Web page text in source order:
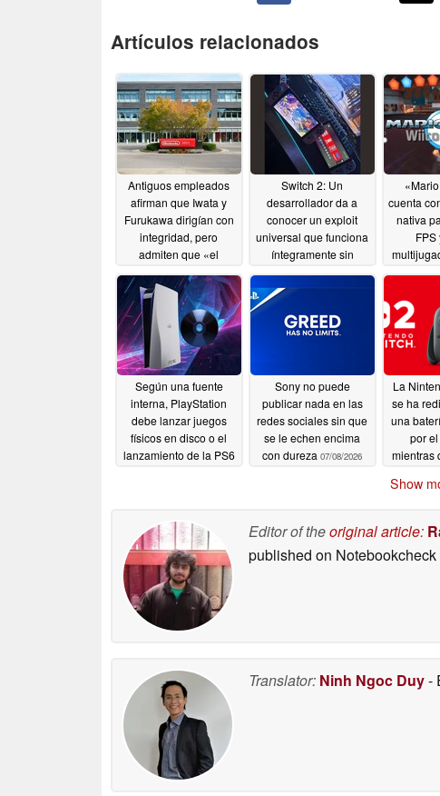
Artículos relacionados
Antiguos empleados
afirman que Iwata y
Furukawa dirigían con
integridad, pero
admiten que «el
laboral y personal no
existe» en Nintendo.
07/29/2026
Switch 2: Un
desarrollador da a
conocer un exploit
universal que funciona
íntegramente sin
07/21/2026
cuenta
nativa
FPS
uso de
Según una fuente
interna, PlayStation
debe lanzar juegos
físicos en disco o el
lanzamiento de la PS6
Sony no puede
publicar nada en las
redes sociales sin que
se le echen encima
con dureza 07/08/2026
La
se ha
una
por
mientras
retira del
Show
Editor of theoriginal article:
published on Notebookcheck
Translator: Ninh Ngoc Duy-